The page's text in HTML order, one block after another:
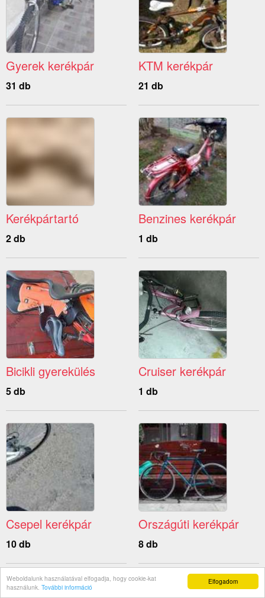
Elfogadom
Weboldalunk használatával elfogadja, hogy cookie-kat
használunk. További információ
Gyerek kerékpár
31 db
KTM kerékpár
21 db
Kerékpártartó
2 db
Benzines kerékpár
1 db
Bicikli gyerekülés
5 db
Cruiser kerékpár
1 db
Csepel kerékpár
10 db
Országúti kerékpár
8 db